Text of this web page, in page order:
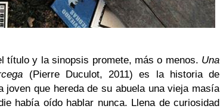
título y la sinopsis promete, más o menos. Una
(Pierre Duculot, 2011) es la historia de
joven que hereda de su abuela una vieja masía
había oído hablar nunca. Llena de curiosidad